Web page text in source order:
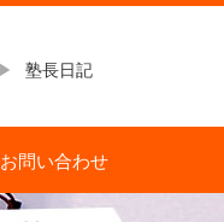
塾長日記
お問い合わせ